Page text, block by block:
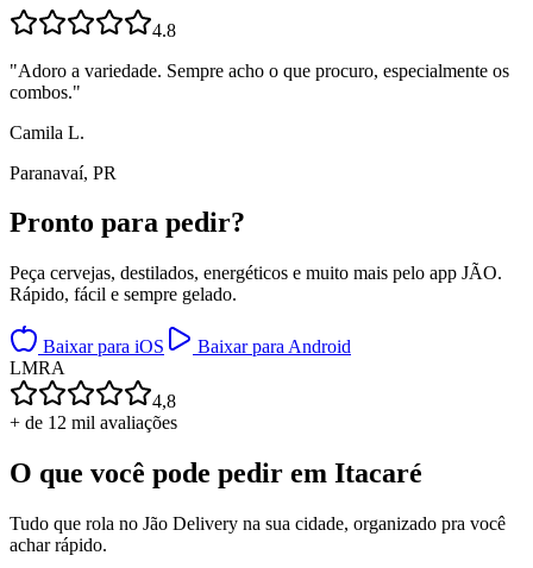
4.8
"Adoro a variedade. Sempre acho o que procuro, especialmente os
combos."
Camila L.
Paranavaí, PR
Pronto para pedir?
Peça cervejas, destilados, energéticos e muito mais pelo app JÃO.
Rápido, fácil e sempre gelado.
Baixar para iOS
Baixar para Android
LMRA
4,8
+ de 12 mil avaliações
O que você pode pedir em Itacaré
Tudo que rola no Jão Delivery na sua cidade, organizado pra você
achar rápido.